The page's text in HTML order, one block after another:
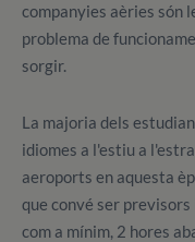
companyies aèries són
problema de
sorgir.
La majoria dels
idiomes a l'estiu a
aeroports en aquesta
que convé ser
com a mínim, 2 hores